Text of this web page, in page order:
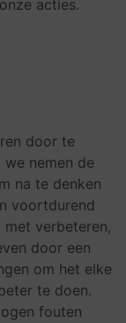
acties.
door te
we nemen de
na te denken
voortdurend
met verbeteren,
door een
om het elke
te doen.
fouten